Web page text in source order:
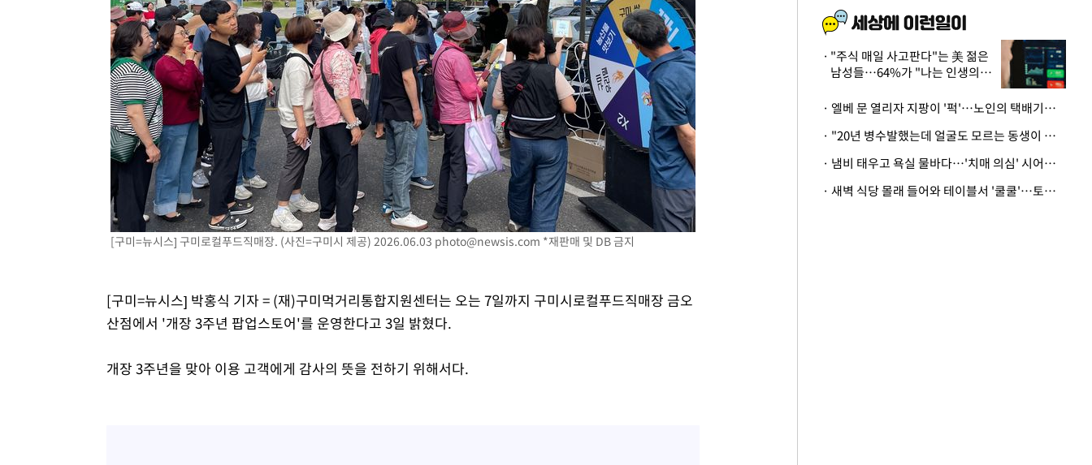
[구미=뉴시스] 구미로컬푸드직매장. (사진=구미시 제공) 2026.06.03 photo@newsis.com *재판매 및 DB 금지
[구미=뉴시스] 박홍식 기자 = (재)구미먹거리통합지원센터는 오는 7일까지 구미시로컬푸드직매장 금오
산점에서 '개장 3주년 팝업스토어'를 운영한다고 3일 밝혔다.
개장 3주년을 맞아 이용 고객에게 감사의 뜻을 전하기 위해서다.
"주식 매일 사고판다"는 美 젊은
남성들…64%가 "나는 인생의
· 엘베 문 열리자 지팡이 '퍽'…노인의 택배기사 폭행 이유
· "20년 병수발했는데 얼굴도 모르는 동생이 유산 절반을"…배다른 형제 상속권 있을까
· 냄비 태우고 욕실 물바다…'치매 의심' 시어머니 검사 권유했다가 '날벼락'
· 새벽 식당 몰래 들어와 테이블서 '쿨쿨'…토사물 남기고 사라진 남성